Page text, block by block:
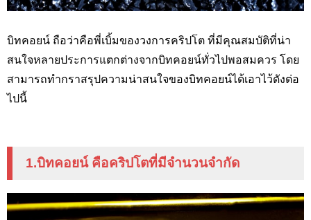
บิทคอยน์ ถือว่าคือพี่เบิ้มของวงการคริปโต ที่มีคุณสมบัติที่น่า
สนใจหลายประการแตกต่างจากบิทคอยน์ทั่วไปพอสมควร โดย
สามารถทำกราสรุปความน่าสนใจของบิทคอยน์ได้เอาไว้ดังต่อ
ไปนี้
1.บิทคอยน์ คือคริปโตที่มีจำนวนจำกัด